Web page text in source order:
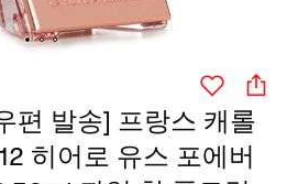
편 발송] 프랑스 캐롤
히어로 유스 포에버